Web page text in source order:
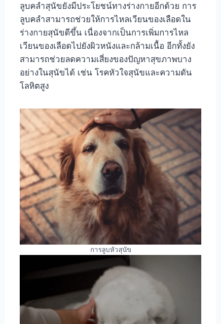
ลูบคลำสุนัขยังมีประโยชน์ทางร่างกายอีกด้วย การ
ลูบคลำสามารถช่วยให้การไหลเวียนของเลือดใน
ร่างกายสุนัขดีขึ้น เนื่องจากเป็นการเพิ่มการไหล
เวียนของเลือดไปยังผิวหนังและกล้ามเนื้อ อีกทั้งยัง
สามารถช่วยลดความเสี่ยงของปัญหาสุขภาพบาง
อย่างในสุนัขได้ เช่น โรคหัวใจสุนัขและความดัน
โลหิตสูง
การลูบหัวสุนัข